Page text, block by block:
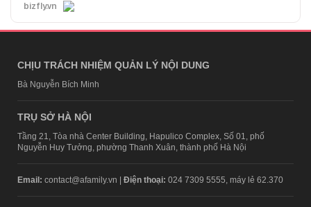
bizfly.vn
CHỊU TRÁCH NHIỆM QUẢN LÝ NỘI DUNG
Bà Nguyễn Bích Minh
TRỤ SỞ HÀ NỘI
Tầng 21, Tòa nhà Center Building, Hapulico Complex, Số 01, phố
Nguyễn Huy Tưởng, phường Thanh Xuân, thành phố Hà Nội
Email: contact@afamily.vn | Điện thoại: 024 7309 5555, máy lẻ 62.370